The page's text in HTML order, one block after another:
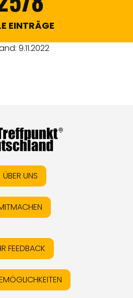
EINTRÄGE
9.11.2022
ÜBER UNS
FEEDBACK